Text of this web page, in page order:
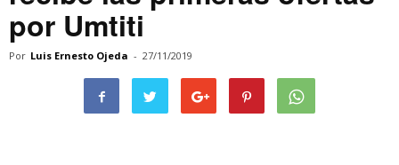
por Umtiti
Por Luis Ernesto Ojeda - 27/11/2019